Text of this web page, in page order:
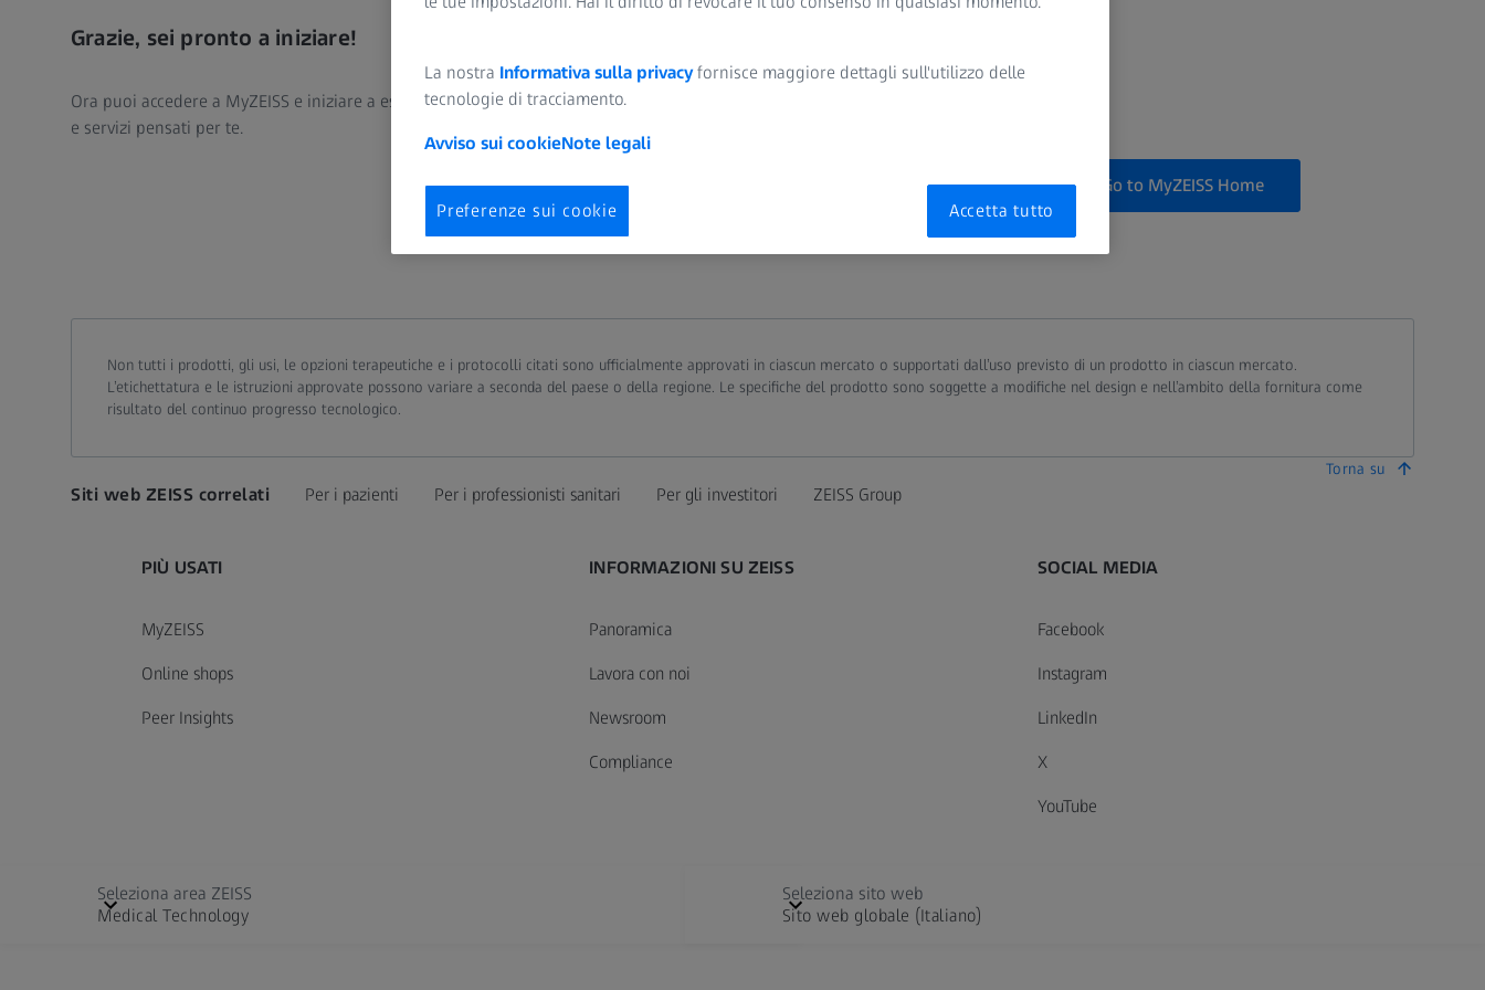
Grazie, sei pronto a iniziare!
Ora puoi accedere a MyZEISS e iniziare a esplorare contenuti esclusivi
e servizi pensati per te.
Go to MyZEISS Home
Non tutti i prodotti, gli usi, le opzioni terapeutiche e i protocolli citati sono ufficialmente approvati in ciascun mercato o supportati dall’uso previsto di un prodotto in ciascun mercato.
L’etichettatura e le istruzioni approvate possono variare a seconda del paese o della regione. Le specifiche del prodotto sono soggette a modifiche nel design e nell’ambito della fornitura come
risultato del continuo progresso tecnologico.
Torna su
Siti web ZEISS correlati Per i pazienti Per i professionisti sanitari Per gli investitori ZEISS Group
PIÙ USATI
MyZEISS
Online shops
Peer Insights
INFORMAZIONI SU ZEISS
Panoramica
Lavora con noi
Newsroom
Compliance
SOCIAL MEDIA
Facebook
Instagram
LinkedIn
X
YouTube
Seleziona area ZEISS
Medical Technology
Seleziona sito web
Sito web globale (Italiano)
La nostra Informativa sulla privacyfornisce maggiore dettagli sull'utilizzo delle
tecnologie di tracciamento.
Avviso sui cookieNote legali
Preferenze sui cookie Accetta tutto